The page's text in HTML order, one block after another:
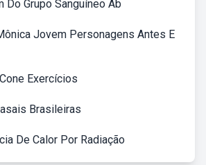
Do Grupo Sanguíneo Ab
Jovem Personagens Antes E
Exercícios
Brasileiras
De Calor Por Radiação